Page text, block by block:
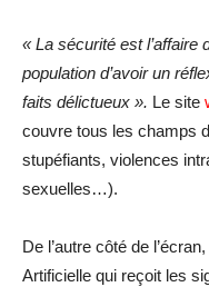
« La sécurité est l’affaire
population d’avoir un
faits délictueux ». Le site
couvre tous les champs
stupéfiants, violences
sexuelles…).
De l’autre côté de
Artificielle qui reçoit les